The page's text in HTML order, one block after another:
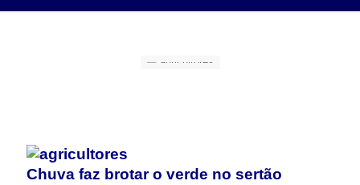
Chuva faz brotar o verde no sertão